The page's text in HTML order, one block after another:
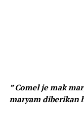
” Comel je mak
maryam diberikan